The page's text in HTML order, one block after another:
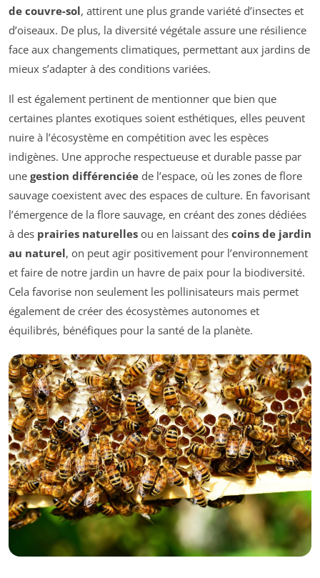
de couvre-sol, attirent une plus grande variété d’insectes et
d’oiseaux. De plus, la diversité végétale assure une résilience
face aux changements climatiques, permettant aux jardins de
mieux s’adapter à des conditions variées.
Il est également pertinent de mentionner que bien que
certaines plantes exotiques soient esthétiques, elles peuvent
nuire à l’écosystème en compétition avec les espèces
indigènes. Une approche respectueuse et durable passe par
une gestion différenciée de l’espace, où les zones de flore
sauvage coexistent avec des espaces de culture. En favorisant
l’émergence de la flore sauvage, en créant des zones dédiées
à des prairies naturelles ou en laissant des coins de jardin
au naturel, on peut agir positivement pour l’environnement
et faire de notre jardin un havre de paix pour la biodiversité.
Cela favorise non seulement les pollinisateurs mais permet
également de créer des écosystèmes autonomes et
équilibrés, bénéfiques pour la santé de la planète.